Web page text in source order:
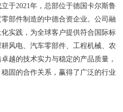
于2021年，总部位于德国卡尔斯鲁
部件制造的中德合资企业。公司融
实践，为全球客户提供符合国际标
风电、汽车零部件、工程机械、农
越的技术实力与稳定的产品质量，
固的合作关系，赢得了广泛的行业